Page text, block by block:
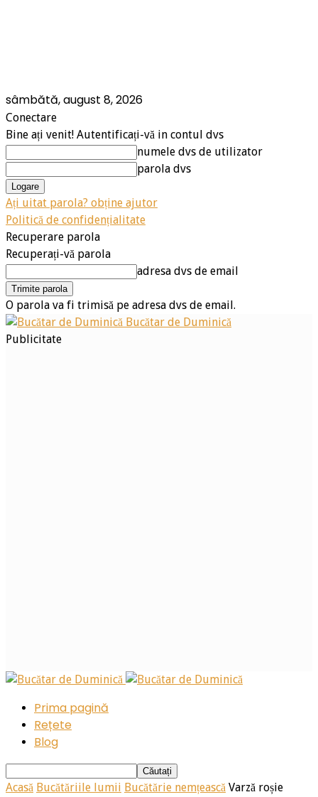
sâmbătă, august 8, 2026
Conectare
Bine ați venit! Autentificați-vă in contul dvs
numele dvs de utilizator
parola dvs
Ați uitat parola? obține ajutor
Politică de confidențialitate
Recuperare parola
Recuperați-vă parola
adresa dvs de email
O parola va fi trimisă pe adresa dvs de email.
Bucătar de Duminică
Publicitate
Prima pagină
Rețete
Blog
Acasă Bucătăriile lumii Bucătărie nemțească Varză roșie